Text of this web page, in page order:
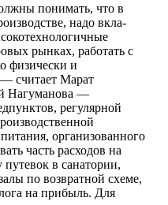
понимать, что в
надо вкла­
рынках, работать с
фи­зически и
считает Марат
Нагуманова —
регулярной
организованного
часть расходов на
пу­тевок в санатории,
по возвратной схе­ме,
на прибыль. Для